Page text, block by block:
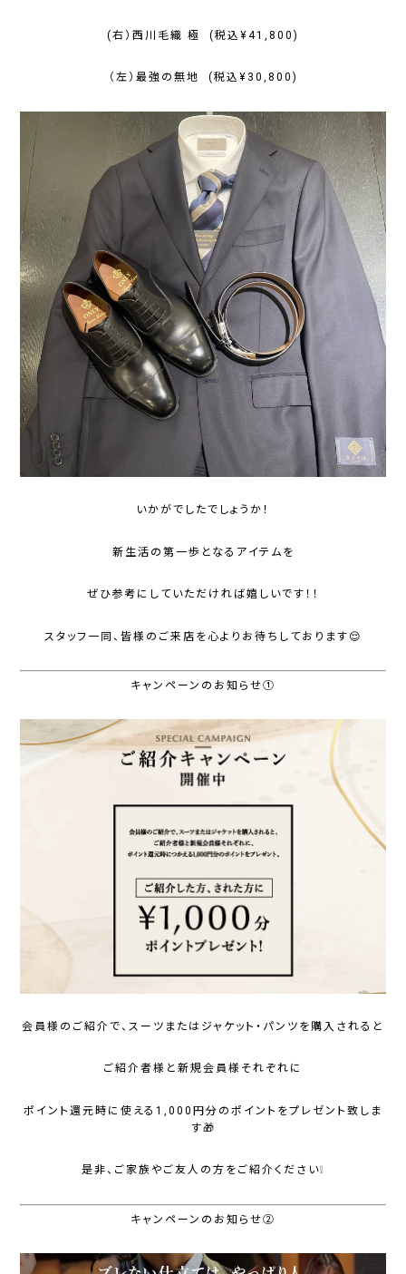
(右）西川毛織 極 (税込¥41,800)
（左）最強の無地 (税込¥30,800)
いかがでしたでしょうか！
新生活の第一歩となるアイテムを
ぜひ参考にしていただければ嬉しいです！！
スタッフ一同、皆様のご来店を心よりお待ちしております😌
キャンペーンのお知らせ①
会員様のご紹介で、スーツまたはジャケット・パンツを購入されると
ご紹介者様と新規会員様それぞれに
ポイント還元時に使える1,000円分のポイントをプレゼント致しま
す🎁
是非、ご家族やご友人の方をご紹介ください❕
キャンペーンのお知らせ②